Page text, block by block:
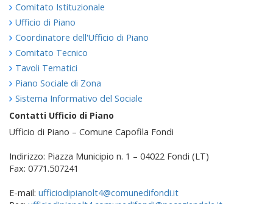
Comitato Istituzionale
Ufficio di Piano
Coordinatore dell'Ufficio di Piano
Comitato Tecnico
Tavoli Tematici
Piano Sociale di Zona
Sistema Informativo del Sociale
Contatti Ufficio di Piano
Ufficio di Piano – Comune Capofila Fondi
Indirizzo: Piazza Municipio n. 1 – 04022 Fondi (LT)
Fax: 0771.507241
E-mail: ufficiodipianolt4@comunedifondi.it